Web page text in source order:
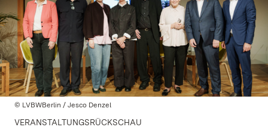
© LVBWBerlin / Jesco Denzel
VERANSTALTUNGSRÜCKSCHAU